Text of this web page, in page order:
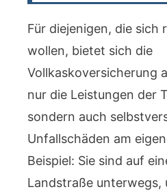
Für diejenigen, die sich
wollen, bietet sich die
Vollkaskoversicherung
nur die Leistungen der
sondern auch
Unfallschäden am
Beispiel: Sie sind auf
Landstraße unterwegs,